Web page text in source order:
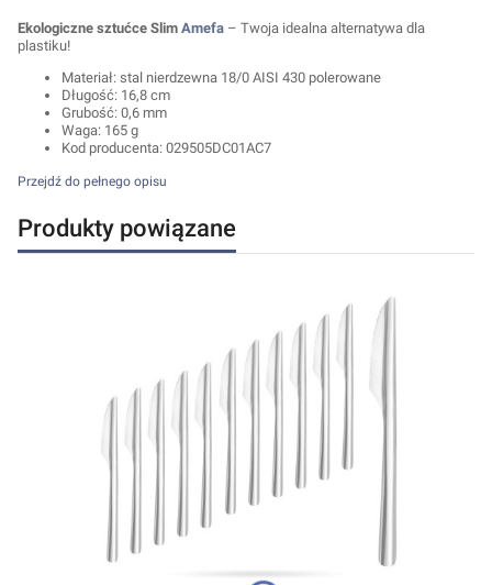
Ekologiczne sztućce Slim Amefa – Twoja idealna alternatywa dla
plastiku!
Materiał: stal nierdzewna 18/0 AISI 430 polerowane
Długość: 16,8 cm
Grubość: 0,6 mm
Waga: 165 g
Kod producenta: 029505DC01AC7
Przejdź do pełnego opisu
Produkty powiązane